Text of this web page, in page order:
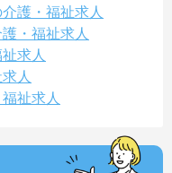
護・福祉求人
・福祉求人
求人
人
祉求人